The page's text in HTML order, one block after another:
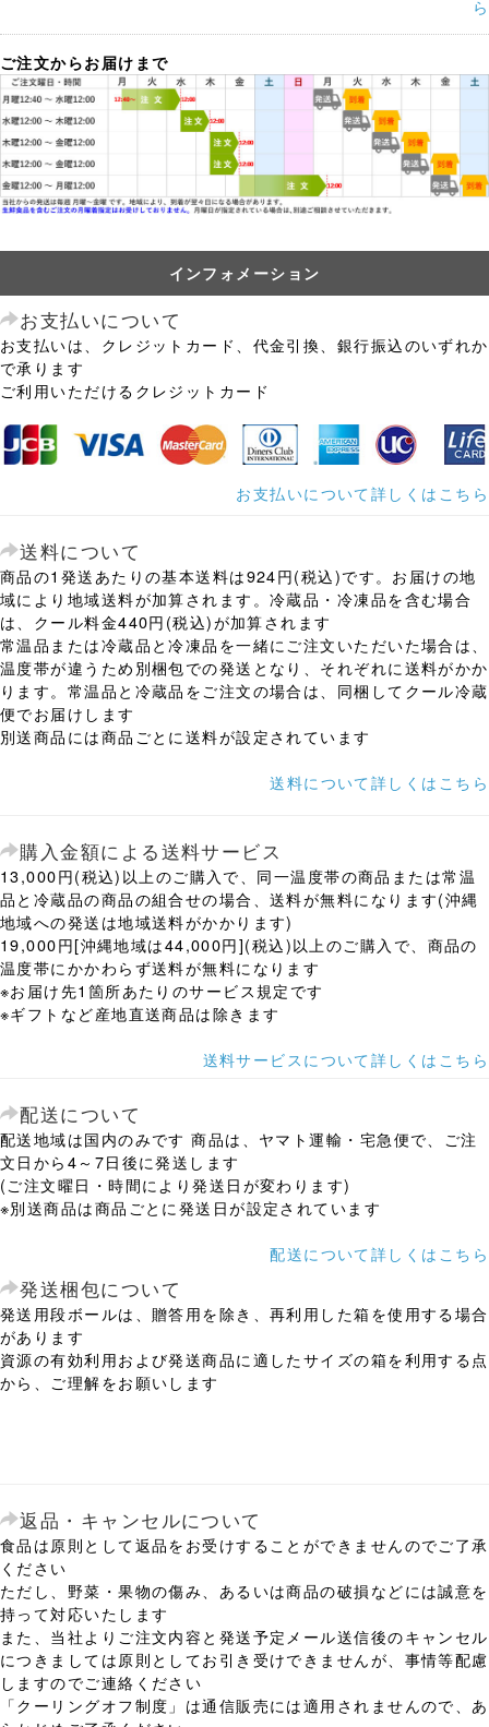
ら
ご注文からお届けまで
インフォメーション
お支払いについて
お支払いは、クレジットカード、代金引換、銀行振込のいずれか
で承ります
ご利用いただけるクレジットカード
お支払いについて詳しくはこちら
送料について
商品の1発送あたりの基本送料は924円(税込)です。お届けの地
域により地域送料が加算されます。冷蔵品・冷凍品を含む場合
は、クール料金440円(税込)が加算されます
常温品または冷蔵品と冷凍品を一緒にご注文いただいた場合は、
温度帯が違うため別梱包での発送となり、それぞれに送料がかか
ります。常温品と冷蔵品をご注文の場合は、同梱してクール冷蔵
便でお届けします
別送商品には商品ごとに送料が設定されています
送料について詳しくはこちら
購入金額による送料サービス
13,000円(税込)以上のご購入で、同一温度帯の商品または常温
品と冷蔵品の商品の組合せの場合、送料が無料になります(沖縄
地域への発送は地域送料がかかります)
19,000円[沖縄地域は44,000円](税込)以上のご購入で、商品の
温度帯にかかわらず送料が無料になります
※お届け先1箇所あたりのサービス規定です
※ギフトなど産地直送商品は除きます
送料サービスについて詳しくはこちら
配送について
配送地域は国内のみです 商品は、ヤマト運輸・宅急便で、ご注
文日から4～7日後に発送します
(ご注文曜日・時間により発送日が変わります)
※別送商品は商品ごとに発送日が設定されています
配送について詳しくはこちら
発送梱包について
発送用段ボールは、贈答用を除き、再利用した箱を使用する場合
があります
資源の有効利用および発送商品に適したサイズの箱を利用する点
から、ご理解をお願いします
返品・キャンセルについて
食品は原則として返品をお受けすることができませんのでご了承
ください
ただし、野菜・果物の傷み、あるいは商品の破損などには誠意を
持って対応いたします
また、当社よりご注文内容と発送予定メール送信後のキャンセル
につきましては原則としてお引き受けできませんが、事情等配慮
しますのでご連絡ください
「クーリングオフ制度」は通信販売には適用されませんので、あ